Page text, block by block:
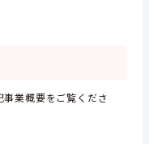
事業概要をご覧くださ